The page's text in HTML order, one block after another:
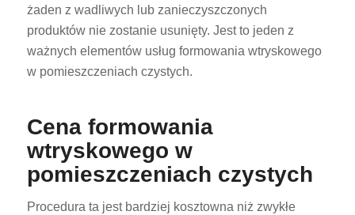
żaden z wadliwych lub zanieczyszczonych
produktów nie zostanie usunięty. Jest to jeden z
ważnych elementów usług formowania wtryskowego
w pomieszczeniach czystych.
Cena formowania
wtryskowego w
pomieszczeniach czystych
Procedura ta jest bardziej kosztowna niż zwykłe